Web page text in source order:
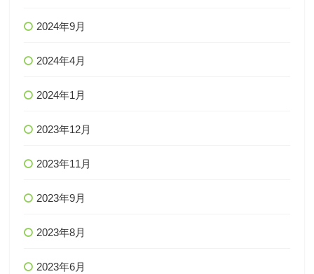
2024年9月
2024年4月
2024年1月
2023年12月
2023年11月
2023年9月
2023年8月
2023年6月